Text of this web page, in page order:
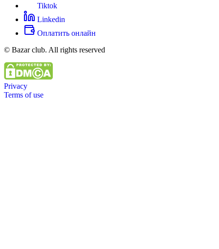
Tiktok
Linkedin
Оплатить онлайн
© Bazar club. All rights reserved
Privacy
Terms of use